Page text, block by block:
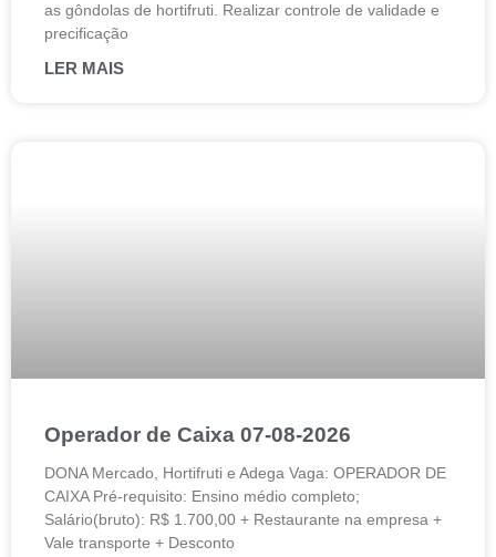
as gôndolas de hortifruti. Realizar controle de validade e
precificação
LER MAIS
Operador de Caixa 07-08-2026
DONA Mercado, Hortifruti e Adega Vaga: OPERADOR DE
CAIXA Pré-requisito: Ensino médio completo;
Salário(bruto): R$ 1.700,00 + Restaurante na empresa +
Vale transporte + Desconto